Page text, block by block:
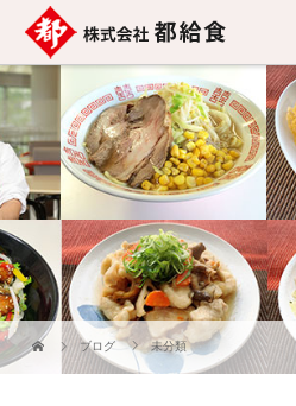
ブログ 未分類